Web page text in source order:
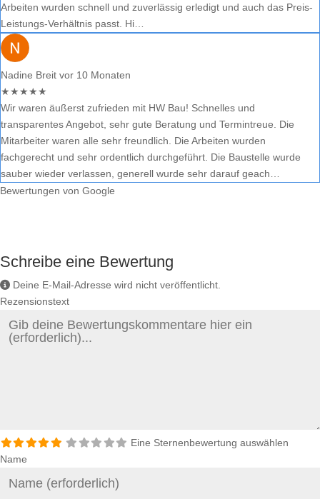
Arbeiten wurden schnell und zuverlässig erledigt und auch das Preis-
Leistungs-Verhältnis passt. Hi…
Nadine Breit vor 10 Monaten
★★★★★
Wir waren äußerst zufrieden mit HW Bau! Schnelles und
transparentes Angebot, sehr gute Beratung und Termintreue. Die
Mitarbeiter waren alle sehr freundlich. Die Arbeiten wurden
fachgerecht und sehr ordentlich durchgeführt. Die Baustelle wurde
sauber wieder verlassen, generell wurde sehr darauf geach…
Bewertungen von Google
Schreibe eine Bewertung
Deine E-Mail-Adresse wird nicht veröffentlicht.
Rezensionstext
Eine Sternenbewertung auswählen
Name